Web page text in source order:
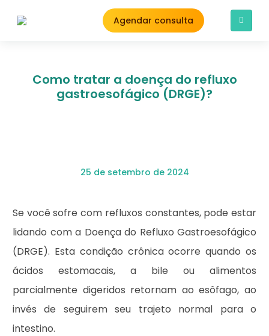
Agendar consulta
Como tratar a doença do refluxo
gastroesofágico (DRGE)?
25 de setembro de 2024
Se você sofre com refluxos constantes, pode estar
lidando com a Doença do Refluxo Gastroesofágico
(DRGE). Esta condição crônica ocorre quando os
ácidos estomacais, a bile ou alimentos
parcialmente digeridos retornam ao esôfago, ao
invés de seguirem seu trajeto normal para o
intestino.